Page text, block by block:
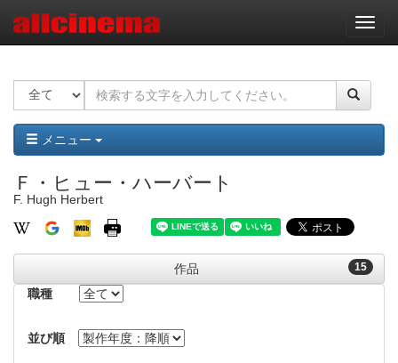
ナ
ビ
ー
ョ
ン
メニュー
Ｆ・ヒュー・ハーバート
F. Hugh Herbert
15
作品
職種
並び順